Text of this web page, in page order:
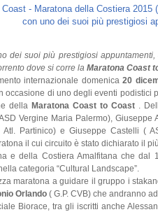
dei suoi più prestigiosi
dove si corre la Maratona Coast
internazionale domenica20
occasione di uno degli eventi podistici
della Maratona Coast to Coast .
Vergine Maria Palermo), Giuseppe
Atl. Partinico) e Giuseppe Castelli (
il cui circuito è stato dichiarato il
e della Costiera Amalfitana che dal
categoria “Cultural Landscape”.
maratona a guidare il gruppo i
Orlando ( G.P. CVB) che andranno
Biorace, tra gli iscritti anche